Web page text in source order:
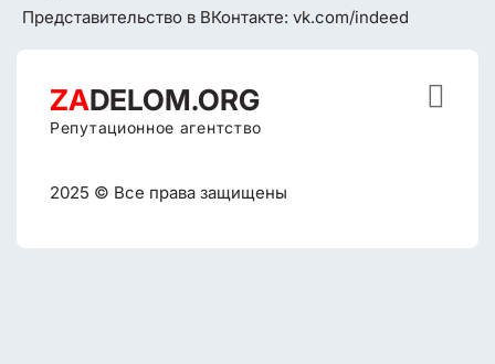
Представительство в ВКонтакте: vk.com/indeed
ZADELOM.ORG
Репутационное агентство
2025 © Все права защищены
